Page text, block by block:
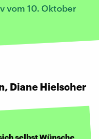
vom 10. Oktober
Diane Hielscher
selbst Wünsche